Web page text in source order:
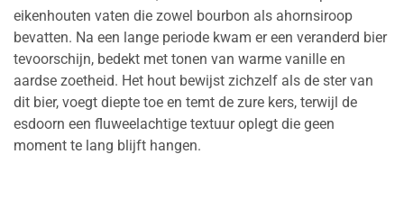
eikenhouten vaten die zowel bourbon als ahornsiroop
bevatten. Na een lange periode kwam er een veranderd bier
tevoorschijn, bedekt met tonen van warme vanille en
aardse zoetheid. Het hout bewijst zichzelf als de ster van
dit bier, voegt diepte toe en temt de zure kers, terwijl de
esdoorn een fluweelachtige textuur oplegt die geen
moment te lang blijft hangen.